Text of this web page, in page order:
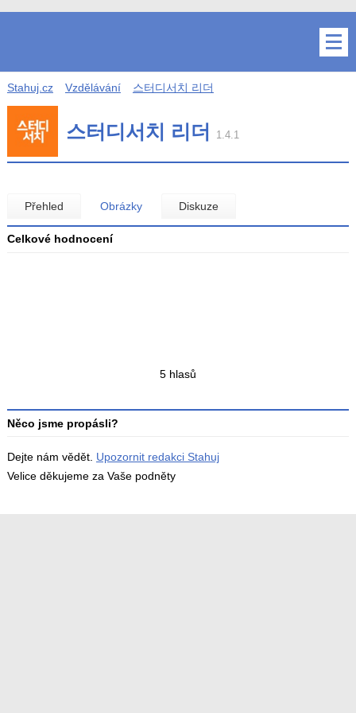
Stahuj.cz Vzdělávání 스터디서치 리더
스터디서치 리더 1.4.1
Přehled Obrázky Diskuze
Celkové hodnocení
hodnocení
5 hlasů
Něco jsme propásli?
Dejte nám vědět. Upozornit redakci Stahuj
Velice děkujeme za Vaše podněty